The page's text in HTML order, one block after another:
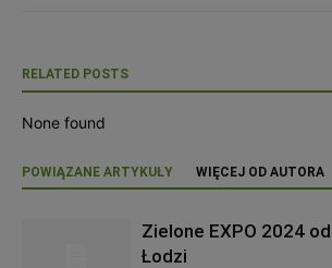
RELATED POSTS
None found
POWIĄZANE ARTYKUŁY WIĘCEJ OD AUTORA
Zielone EXPO 2024
Łodzi